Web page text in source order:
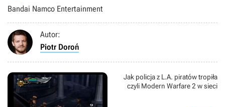
Bandai Namco Entertainment
Autor:
Piotr Doroń
Jak policja z L.A. piratów tropiła
czyli Modern Warfare 2 w sieci